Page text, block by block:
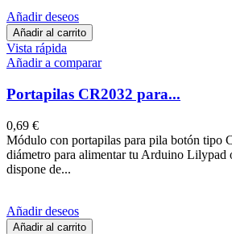
Añadir deseos
Añadir al carrito
Vista rápida
Añadir a comparar
Portapilas CR2032 para...
0,69 €
Módulo con portapilas para pila botón tipo
diámetro para alimentar tu Arduino
dispone de...
Añadir deseos
Añadir al carrito